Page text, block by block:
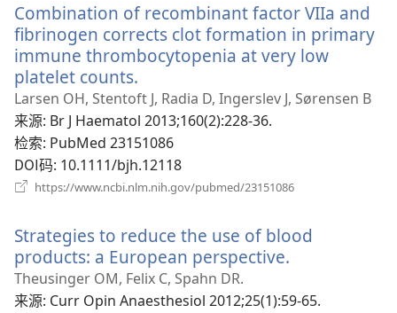
窗
口）
Combination of recombinant factor VIIa and
fibrinogen corrects clot formation in primary
immune thrombocytopenia at very low
platelet counts.
开
新
窗
口）
Larsen OH, Stentoft J, Radia D, Ingerslev J, Sørensen B
来源‎: Br J Haematol 2013;160(2):228-36.
检索‎: PubMed 23151086
DOI码‎: 10.1111/bjh.12118
https://www.ncbi.nlm.nih.gov/pubmed/23151086
窗
Strategies to reduce the use of blood
products: a European perspective.
新
Theusinger OM, Felix C, Spahn DR.
来源‎: Curr Opin Anaesthesiol 2012;25(1):59-65.